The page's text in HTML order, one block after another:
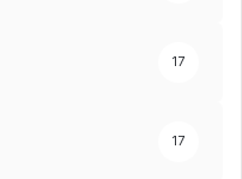
17
17